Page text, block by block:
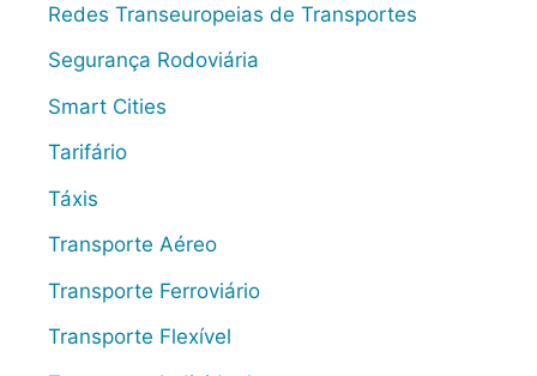
Redes Transeuropeias de Transportes
Segurança Rodoviária
Smart Cities
Tarifário
Táxis
Transporte Aéreo
Transporte Ferroviário
Transporte Flexível